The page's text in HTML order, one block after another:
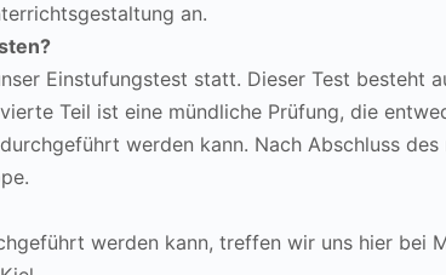
an.
Einstufungstest statt. Dieser Test besteht
Teil ist eine mündliche Prüfung, die
werden kann. Nach Abschluss
werden kann, treffen wir uns hier bei